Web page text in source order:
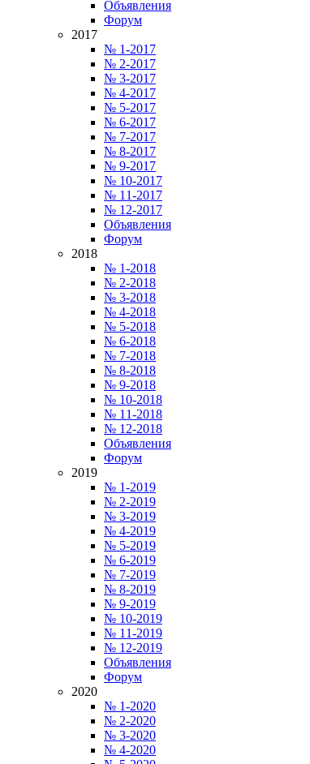
Объявления
Форум
2017
№ 1-2017
№ 2-2017
№ 3-2017
№ 4-2017
№ 5-2017
№ 6-2017
№ 7-2017
№ 8-2017
№ 9-2017
№ 10-2017
№ 11-2017
№ 12-2017
Объявления
Форум
2018
№ 1-2018
№ 2-2018
№ 3-2018
№ 4-2018
№ 5-2018
№ 6-2018
№ 7-2018
№ 8-2018
№ 9-2018
№ 10-2018
№ 11-2018
№ 12-2018
Объявления
Форум
2019
№ 1-2019
№ 2-2019
№ 3-2019
№ 4-2019
№ 5-2019
№ 6-2019
№ 7-2019
№ 8-2019
№ 9-2019
№ 10-2019
№ 11-2019
№ 12-2019
Объявления
Форум
2020
№ 1-2020
№ 2-2020
№ 3-2020
№ 4-2020